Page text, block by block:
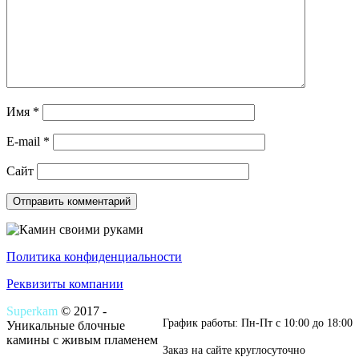
Имя *
E-mail *
Сайт
Политика конфиденциальности
Реквизиты компании
График работы: Пн-Пт c 10:00 до 18:00
Заказ на сайте круглосуточно
Superkam © 2017 -
Уникальные блочные
камины с живым пламенем